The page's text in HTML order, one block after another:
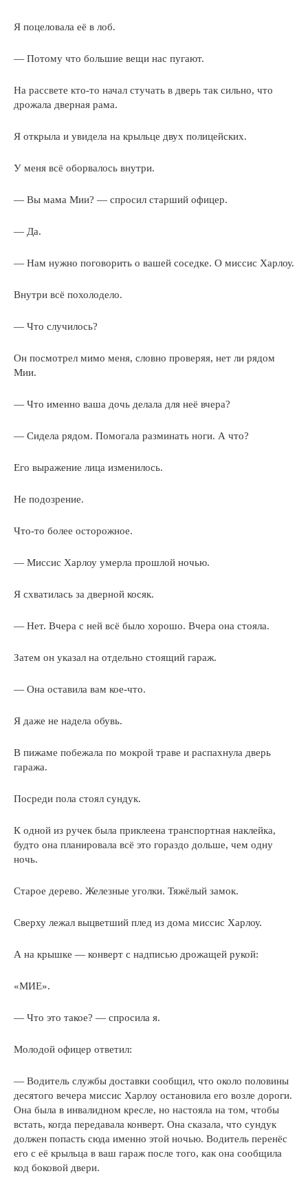
Я поцеловала её в лоб.
— Потому что большие вещи нас пугают.
На рассвете кто-то начал стучать в дверь так сильно, что
дрожала дверная рама.
Я открыла и увидела на крыльце двух полицейских.
У меня всё оборвалось внутри.
— Вы мама Мии? — спросил старший офицер.
— Да.
— Нам нужно поговорить о вашей соседке. О миссис Харлоу.
Внутри всё похолодело.
— Что случилось?
Он посмотрел мимо меня, словно проверяя, нет ли рядом
Мии.
— Что именно ваша дочь делала для неё вчера?
— Сидела рядом. Помогала разминать ноги. А что?
Его выражение лица изменилось.
Не подозрение.
Что-то более осторожное.
— Миссис Харлоу умерла прошлой ночью.
Я схватилась за дверной косяк.
— Нет. Вчера с ней всё было хорошо. Вчера она стояла.
Затем он указал на отдельно стоящий гараж.
— Она оставила вам кое-что.
Я даже не надела обувь.
В пижаме побежала по мокрой траве и распахнула дверь
гаража.
Посреди пола стоял сундук.
К одной из ручек была приклеена транспортная наклейка,
будто она планировала всё это гораздо дольше, чем одну
ночь.
Старое дерево. Железные уголки. Тяжёлый замок.
Сверху лежал выцветший плед из дома миссис Харлоу.
А на крышке — конверт с надписью дрожащей рукой:
«МИЕ».
— Что это такое? — спросила я.
Молодой офицер ответил:
— Водитель службы доставки сообщил, что около половины
десятого вечера миссис Харлоу остановила его возле дороги.
Она была в инвалидном кресле, но настояла на том, чтобы
встать, когда передавала конверт. Она сказала, что сундук
должен попасть сюда именно этой ночью. Водитель перенёс
его с её крыльца в ваш гараж после того, как она сообщила
код боковой двери.